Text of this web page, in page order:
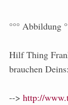
°°° Abbildung
Hilf Thing
brauchen Deins:
--> http://